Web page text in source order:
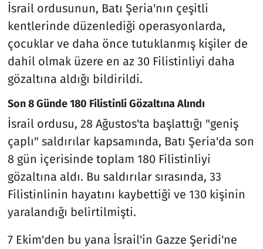
İsrail ordusunun, Batı Şeria'nın çeşitli
kentlerinde düzenlediği operasyonlarda,
çocuklar ve daha önce tutuklanmış kişiler de
dahil olmak üzere en az 30 Filistinliyi daha
gözaltına aldığı bildirildi.
Son 8 Günde 180 Filistinli Gözaltına Alındı
İsrail ordusu, 28 Ağustos'ta başlattığı "geniş
çaplı" saldırılar kapsamında, Batı Şeria'da son
8 gün içerisinde toplam 180 Filistinliyi
gözaltına aldı. Bu saldırılar sırasında, 33
Filistinlinin hayatını kaybettiği ve 130 kişinin
yaralandığı belirtilmişti.
7 Ekim'den bu yana İsrail'in Gazze Şeridi'ne
Televizyon